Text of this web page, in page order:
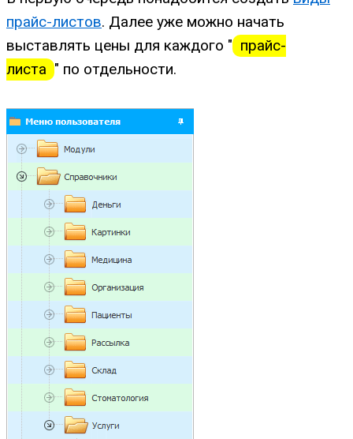
прайс-листов. Далее уже можно начать
выставлять цены для каждого " прайс-
листа " по отдельности.